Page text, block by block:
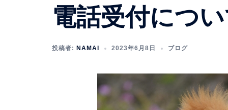
電話受付につ
投稿者: NAMAI 2023年6月8日 ブログ